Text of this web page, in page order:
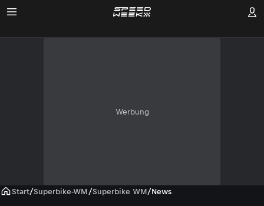
Werbung
Start/Superbike-WM /Superbike WM/News